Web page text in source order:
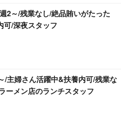
2～/残業なし/絶品賄いがたった
可/深夜スタッフ
/主婦さん活躍中&扶養内可/残業な
ーメン店のランチスタッフ